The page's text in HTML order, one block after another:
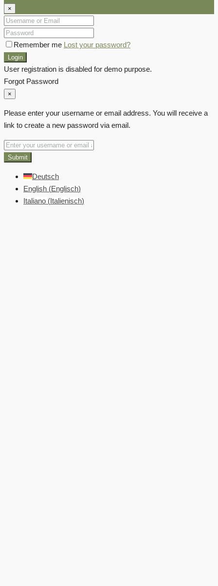
×
Remember me Lost your password?
Login
User registration is disabled for demo purpose.
Forgot Password
×
Please enter your username or email address. You will receive a
link to create a new password via email.
Submit
Deutsch
English (Englisch)
Italiano (Italienisch)